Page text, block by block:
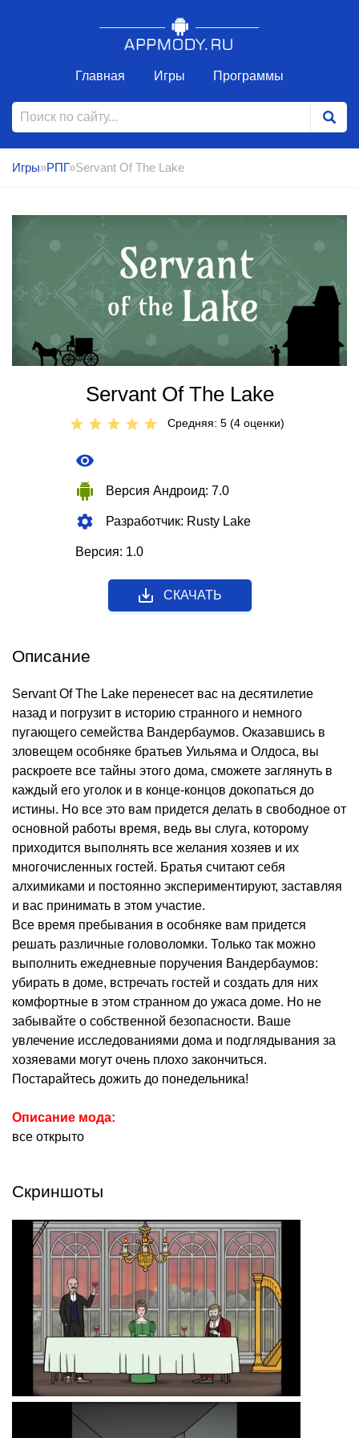
Главная Игры Программы
Игры»РПГ»Servant Of The Lake
Servant Of The Lake
Средняя: 5 (4 оценки)
Версия Андроид: 7.0
Разработчик: Rusty Lake
Версия: 1.0
СКАЧАТЬ
Описание
Servant Of The Lake перенесет вас на десятилетие
назад и погрузит в историю странного и немного
пугающего семейства Вандербаумов. Оказавшись в
зловещем особняке братьев Уильяма и Олдоса, вы
раскроете все тайны этого дома, сможете заглянуть в
каждый его уголок и в конце-концов докопаться до
истины. Но все это вам придется делать в свободное от
основной работы время, ведь вы слуга, которому
приходится выполнять все желания хозяев и их
многочисленных гостей. Братья считают себя
алхимиками и постоянно экспериментируют, заставляя
и вас принимать в этом участие.
Все время пребывания в особняке вам придется
решать различные головоломки. Только так можно
выполнить ежедневные поручения Вандербаумов:
убирать в доме, встречать гостей и создать для них
комфортные в этом странном до ужаса доме. Но не
забывайте о собственной безопасности. Ваше
увлечение исследованиями дома и подглядывания за
хозяевами могут очень плохо закончиться.
Постарайтесь дожить до понедельника!
Описание мода:
все открыто
Скриншоты